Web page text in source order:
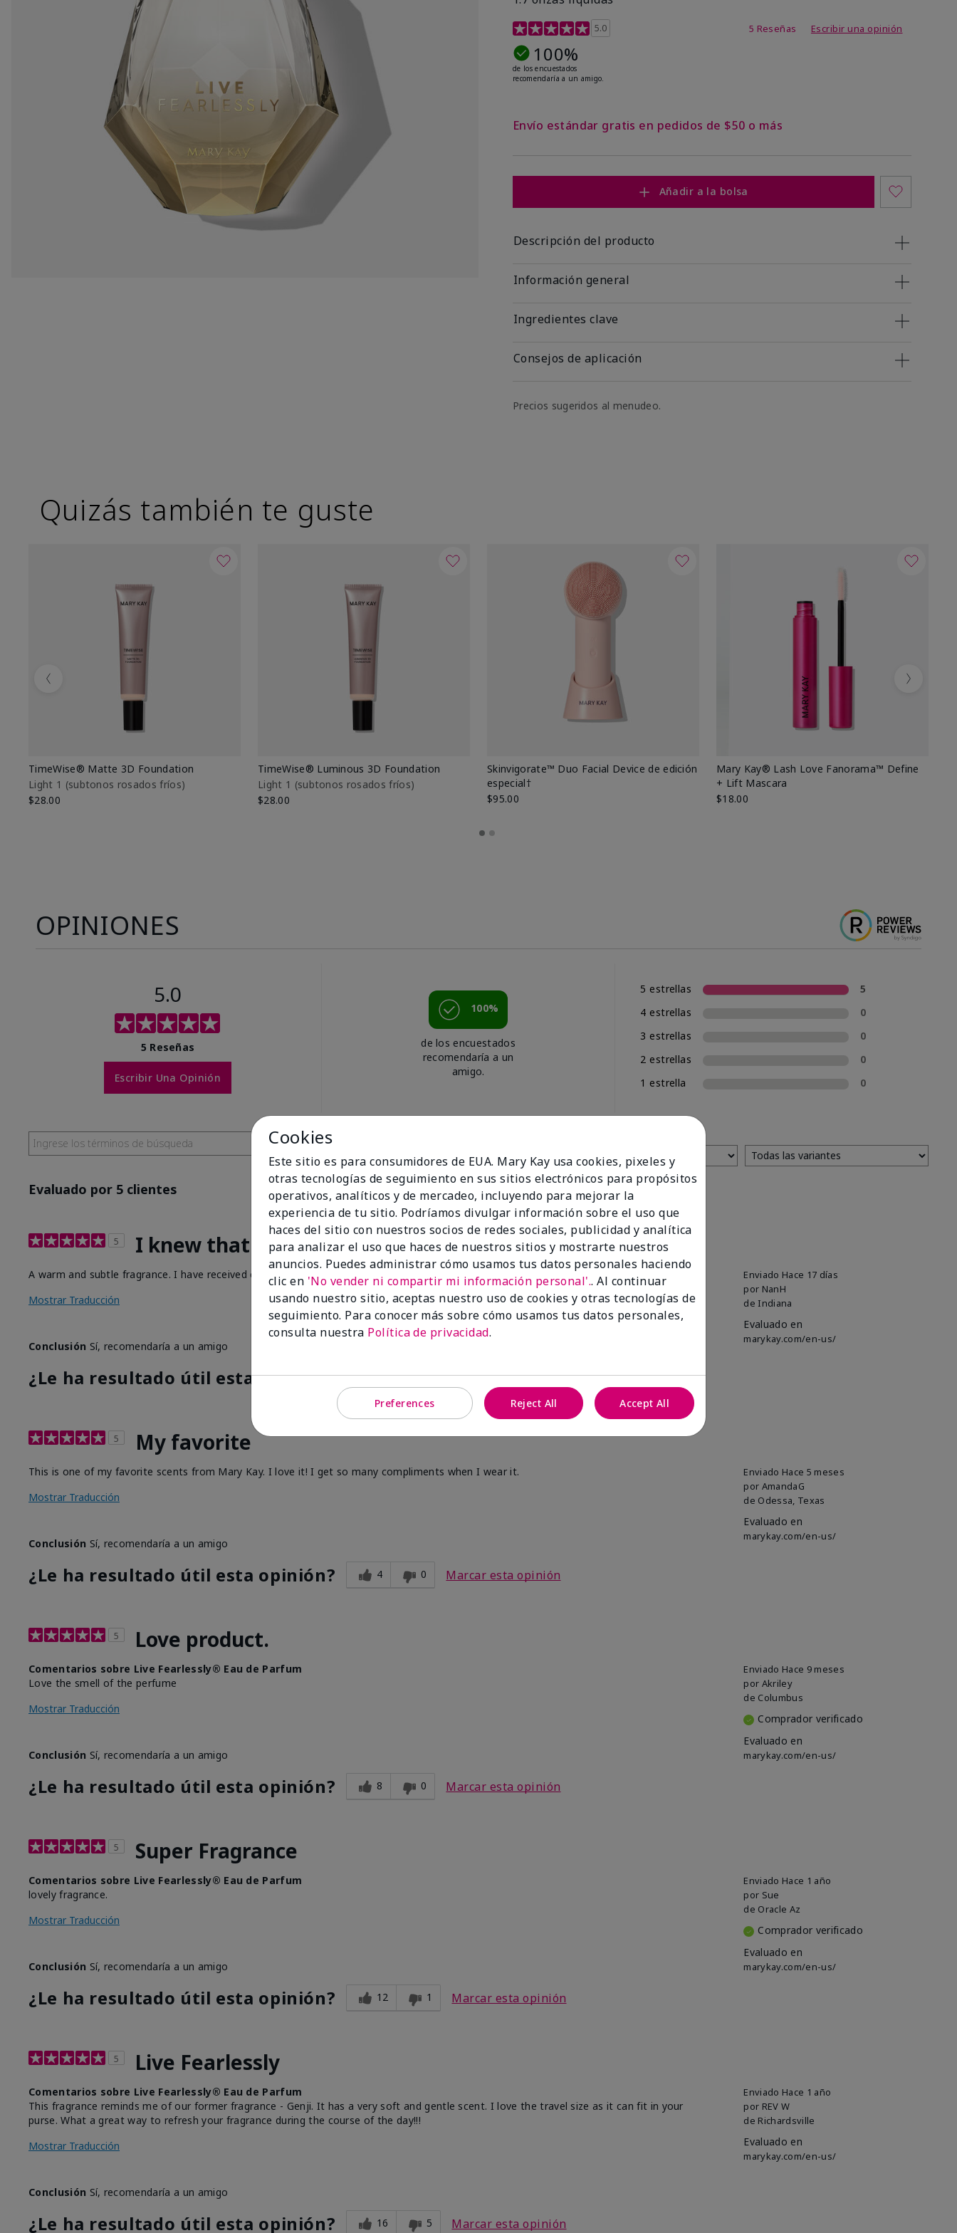
Calificación de clientes de 4,7 de 5
5.0 5 Reseñas Escribir una opinión
100%
de los encuestados
recomendaría a un amigo.
Envío estándar gratis en pedidos de $50 o más
Añadir a la bolsa
Descripción del producto
Información general
Ingredientes clave
Consejos de aplicación
Precios sugeridos al menudeo.
Quizás también te guste
TimeWise® Matte 3D Foundation
Light 1​ (subtonos rosados fríos)
$28.00
TimeWise® Luminous 3D Foundation
Light 1​ (subtonos rosados fríos)
$28.00
Skinvigorate™ Duo Facial Device de edición
especial†
$95.00
Mary Kay® Lash Love Fanorama™ Define
+ Lift Mascara
$18.00
Previous Next
OPINIONES
5.0
5 Reseñas
Escribir Una Opinión
100%
de los encuestados
recomendaría a un
amigo.
5 estrellas
5
4 estrellas
0
3 estrellas
0
2 estrellas
0
1 estrella
0
Evaluado por 5 clientes
5 I knew that this scent was for me!
Enviado Hace 17 días
por NanH
de Indiana
Evaluado en
marykay.com/en-us/
A warm and subtle fragrance. I have received compliments when wearing it.
Mostrar Traducción
Conclusión Sí, recomendaría a un amigo
¿Le ha resultado útil esta opinión? 0 0 Marcar esta opinión
5 My favorite
Enviado Hace 5 meses
por AmandaG
de Odessa, Texas
Evaluado en
marykay.com/en-us/
This is one of my favorite scents from Mary Kay. I love it! I get so many compliments when I wear it.
Mostrar Traducción
Conclusión Sí, recomendaría a un amigo
¿Le ha resultado útil esta opinión? 4 0 Marcar esta opinión
5 Love product.
Enviado Hace 9 meses
por Akriley
de Columbus
Comprador verificado
Evaluado en
marykay.com/en-us/
Comentarios sobre Live Fearlessly® Eau de Parfum
Love the smell of the perfume
Mostrar Traducción
Conclusión Sí, recomendaría a un amigo
¿Le ha resultado útil esta opinión? 8 0 Marcar esta opinión
5 Super Fragrance
Enviado Hace 1 año
por Sue
de Oracle Az
Comprador verificado
Evaluado en
marykay.com/en-us/
Comentarios sobre Live Fearlessly® Eau de Parfum
lovely fragrance.
Mostrar Traducción
Conclusión Sí, recomendaría a un amigo
¿Le ha resultado útil esta opinión? 12 1 Marcar esta opinión
5 Live Fearlessly
Enviado Hace 1 año
por REV W
de Richardsville
Evaluado en
marykay.com/en-us/
Comentarios sobre Live Fearlessly® Eau de Parfum
This fragrance reminds me of our former fragrance - Genji. It has a very soft and gentle scent. I love the travel size as it can fit in your
purse. What a great way to refresh your fragrance during the course of the day!!!
Mostrar Traducción
Conclusión Sí, recomendaría a un amigo
¿Le ha resultado útil esta opinión? 16 5 Marcar esta opinión
Cookies
Este sitio es para consumidores de EUA. Mary Kay usa cookies, pixeles y
otras tecnologías de seguimiento en sus sitios electrónicos para propósitos
operativos, analíticos y de mercadeo, incluyendo para mejorar la
experiencia de tu sitio. Podríamos divulgar información sobre el uso que
haces del sitio con nuestros socios de redes sociales, publicidad y analítica
para analizar el uso que haces de nuestros sitios y mostrarte nuestros
anuncios. Puedes administrar cómo usamos tus datos personales haciendo
clic en 'No vender ni compartir mi información personal'.. Al continuar
usando nuestro sitio, aceptas nuestro uso de cookies y otras tecnologías de
seguimiento. Para conocer más sobre cómo usamos tus datos personales,
consulta nuestra Política de privacidad.
Preferences Reject All Accept All